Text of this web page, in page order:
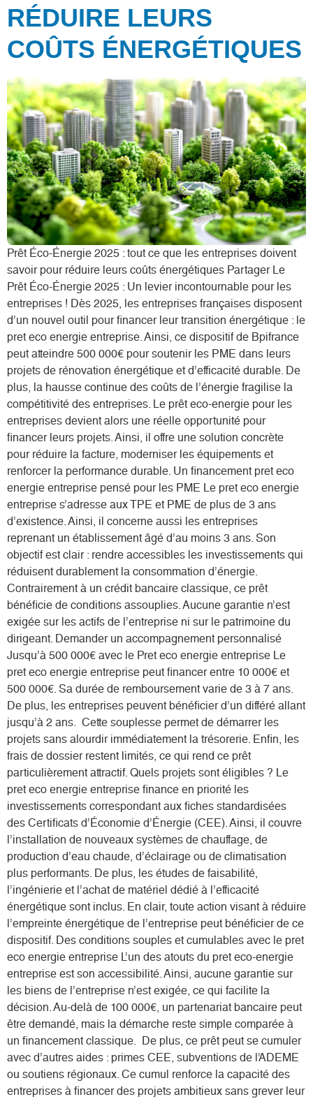
RÉDUIRE LEURS
COÛTS ÉNERGÉTIQUES
Prêt Éco-Énergie 2025 : tout ce que les entreprises doivent
savoir pour réduire leurs coûts énergétiques Partager Le
Prêt Éco-Énergie 2025 : Un levier incontournable pour les
entreprises ! Dès 2025, les entreprises françaises disposent
d’un nouvel outil pour financer leur transition énergétique : le
pret eco energie entreprise. Ainsi, ce dispositif de Bpifrance
peut atteindre 500 000€ pour soutenir les PME dans leurs
projets de rénovation énergétique et d’efficacité durable. De
plus, la hausse continue des coûts de l’énergie fragilise la
compétitivité des entreprises. Le prêt eco-energie pour les
entreprises devient alors une réelle opportunité pour
financer leurs projets. Ainsi, il offre une solution concrète
pour réduire la facture, moderniser les équipements et
renforcer la performance durable. Un financement pret eco
energie entreprise pensé pour les PME Le pret eco energie
entreprise s’adresse aux TPE et PME de plus de 3 ans
d’existence. Ainsi, il concerne aussi les entreprises
reprenant un établissement âgé d’au moins 3 ans. Son
objectif est clair : rendre accessibles les investissements qui
réduisent durablement la consommation d’énergie.
Contrairement à un crédit bancaire classique, ce prêt
bénéficie de conditions assouplies. Aucune garantie n’est
exigée sur les actifs de l’entreprise ni sur le patrimoine du
dirigeant. Demander un accompagnement personnalisé
Jusqu’à 500 000€ avec le Pret eco energie entreprise Le
pret eco energie entreprise peut financer entre 10 000€ et
500 000€. Sa durée de remboursement varie de 3 à 7 ans.
De plus, les entreprises peuvent bénéficier d’un différé allant
jusqu’à 2 ans. Cette souplesse permet de démarrer les
projets sans alourdir immédiatement la trésorerie. Enfin, les
frais de dossier restent limités, ce qui rend ce prêt
particulièrement attractif. Quels projets sont éligibles ? Le
pret eco energie entreprise finance en priorité les
investissements correspondant aux fiches standardisées
des Certificats d’Économie d’Énergie (CEE). Ainsi, il couvre
l’installation de nouveaux systèmes de chauffage, de
production d’eau chaude, d’éclairage ou de climatisation
plus performants. De plus, les études de faisabilité,
l’ingénierie et l’achat de matériel dédié à l’efficacité
énergétique sont inclus. En clair, toute action visant à réduire
l’empreinte énergétique de l’entreprise peut bénéficier de ce
dispositif. Des conditions souples et cumulables avec le pret
eco energie entreprise L’un des atouts du pret eco-energie
entreprise est son accessibilité. Ainsi, aucune garantie sur
les biens de l’entreprise n’est exigée, ce qui facilite la
décision. Au-delà de 100 000€, un partenariat bancaire peut
être demandé, mais la démarche reste simple comparée à
un financement classique. De plus, ce prêt peut se cumuler
avec d’autres aides : primes CEE, subventions de l’ADEME
ou soutiens régionaux. Ce cumul renforce la capacité des
entreprises à financer des projets ambitieux sans grever leur